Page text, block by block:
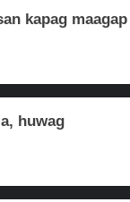
kapag maagap
huwag